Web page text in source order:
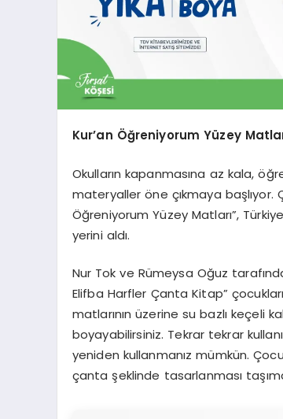
Kur’an Öğreniyorum Yüzey
Okulların kapanmasına az kala,
materyaller öne çıkmaya başlıyor.
Öğreniyorum Yüzey Matları”,
yerini aldı.
Nur Tok ve Rümeysa Oğuz
Elifba Harfler Çanta Kitap”
matlarının üzerine su bazlı keçeli
boyayabilirsiniz. Tekrar tekrar
yeniden kullanmanız mümkün.
çanta şeklinde tasarlanması